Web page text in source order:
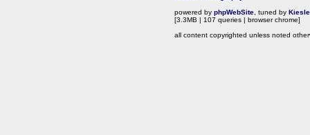
powered by phpWebSite , tuned by
[3.3MB | 107 queries | browser chrome]
all content copyrighted unless noted